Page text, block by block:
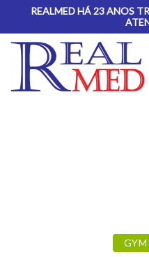
REALMED HÁ 23 ANOS
GYM